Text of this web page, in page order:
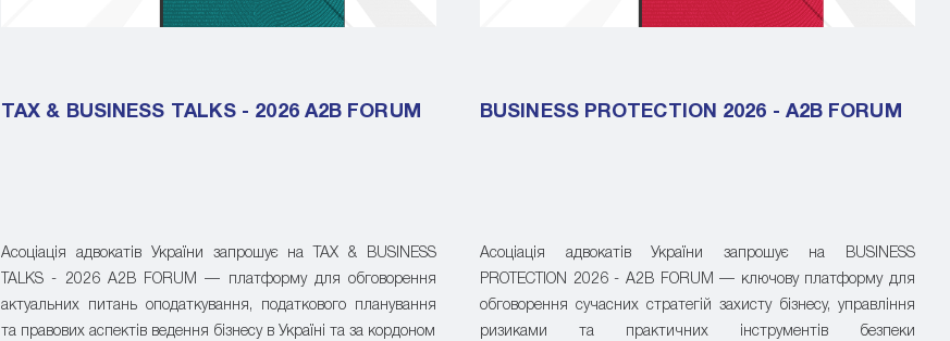
TAX & BUSINESS TALKS - 2026 A2B FORUM
Асоціація адвокатів України запрошує на TAX & BUSINESS
TALKS - 2026 A2B FORUM — платформу для обговорення
актуальних питань оподаткування, податкового планування
та правових аспектів ведення бізнесу в Україні та за кордоном
BUSINESS PROTECTION 2026 - A2B FORUM
Асоціація адвокатів України запрошує на BUSINESS
PROTECTION 2026 - A2B FORUM — ключову платформу для
обговорення сучасних стратегій захисту бізнесу, управління
ризиками та практичних інструментів безпеки